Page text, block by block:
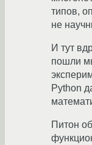
типов,
не
И тут
пошли
Python
Питон